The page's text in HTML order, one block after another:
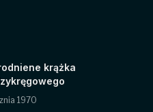
krążka
1970